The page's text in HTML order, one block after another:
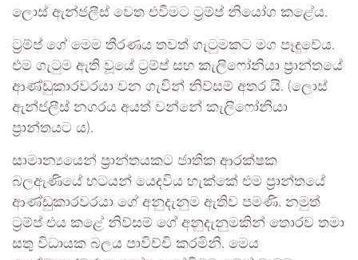
ලොස් ඇන්ජලීස් වෙත එවීමට ට්‍රම්ප් නියෝග කළේය.
ට්‍රම්ප් ගේ මෙම තීරණය තවත් ගැටුමකට මග පෑදුවේය.
එම ගැටුම ඇති වූයේ ට්‍රම්ප් සහ කැලිෆෝනියා ප්‍රාන්තයේ
ආණ්ඩුකාරවරයා වන ගැවින් නිව්සම් අතර යි. (ලොස්
ඇන්ජලීස් නගරය අයත් වන්නේ කැලිෆෝනියා
ප්‍රාන්තයට ය).
සාමාන්‍යයෙන් ප්‍රාන්තයකට ජාතික ආරක්ෂක
බලඇණියේ භටයන් යෙදවිය හැක්කේ එම ප්‍රාන්තයේ
ආණ්ඩුකාරවරයා ගේ අනුදැනුම ඇතිව පමණි. නමුත්
ට්‍රම්ප් එය කළේ නිව්සම් ගේ අනුදැනුමකින් තොරව තමා
සතු විධායක බලය පාවිච්චි කරමිනි. මෙය